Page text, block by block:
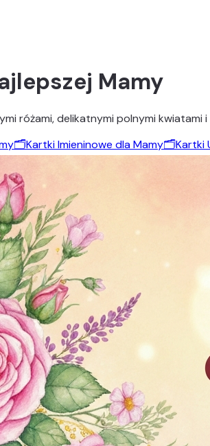
Mamy
różami, delikatnymi polnymi kwiatami
🗂️Kartki Imieninowe dla Mamy🗂️Kartki